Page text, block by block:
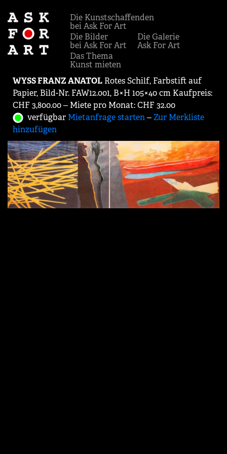
Die Kunstschaffenden
bei Ask For Art
Die Bilder
bei Ask For Art
Die Galerie
Ask For Art
Das Thema
Kunst mieten
WYSS FRANZ ANATOL Rotes Schilf, Farbstift auf
Papier, Bild-Nr. FAW12.001, B×H 105×40 cm Kaufpreis:
CHF 3,800.00 ‒ Miete pro Monat: CHF 32.00
verfügbar Mietanfrage starten‒Zur Merkliste
hinzufügen